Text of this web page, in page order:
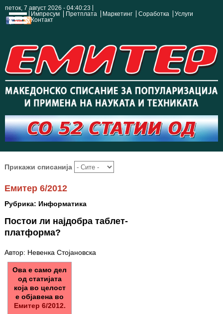
петок, 7 август 2026 - 04:40:24
Импресум
Претплата Маркетинг Соработка
Услуги
Контакт
Прикажи списанија
Емитер 6/2012
Рубрика: Информатика
Постои ли најдобра таблет-
платформа?
Автор: Невенка Стојановска
Ова е само дел
од статијата
која во целост
е објавена во
Емитер 6/2012.